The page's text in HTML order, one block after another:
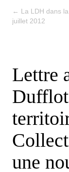
← La LDH dans
juillet 2012
Lettre
une